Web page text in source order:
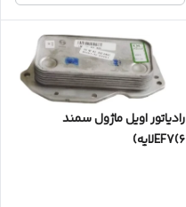
رادیاتور اویل ماژول سمند
EF7(۶لایه)